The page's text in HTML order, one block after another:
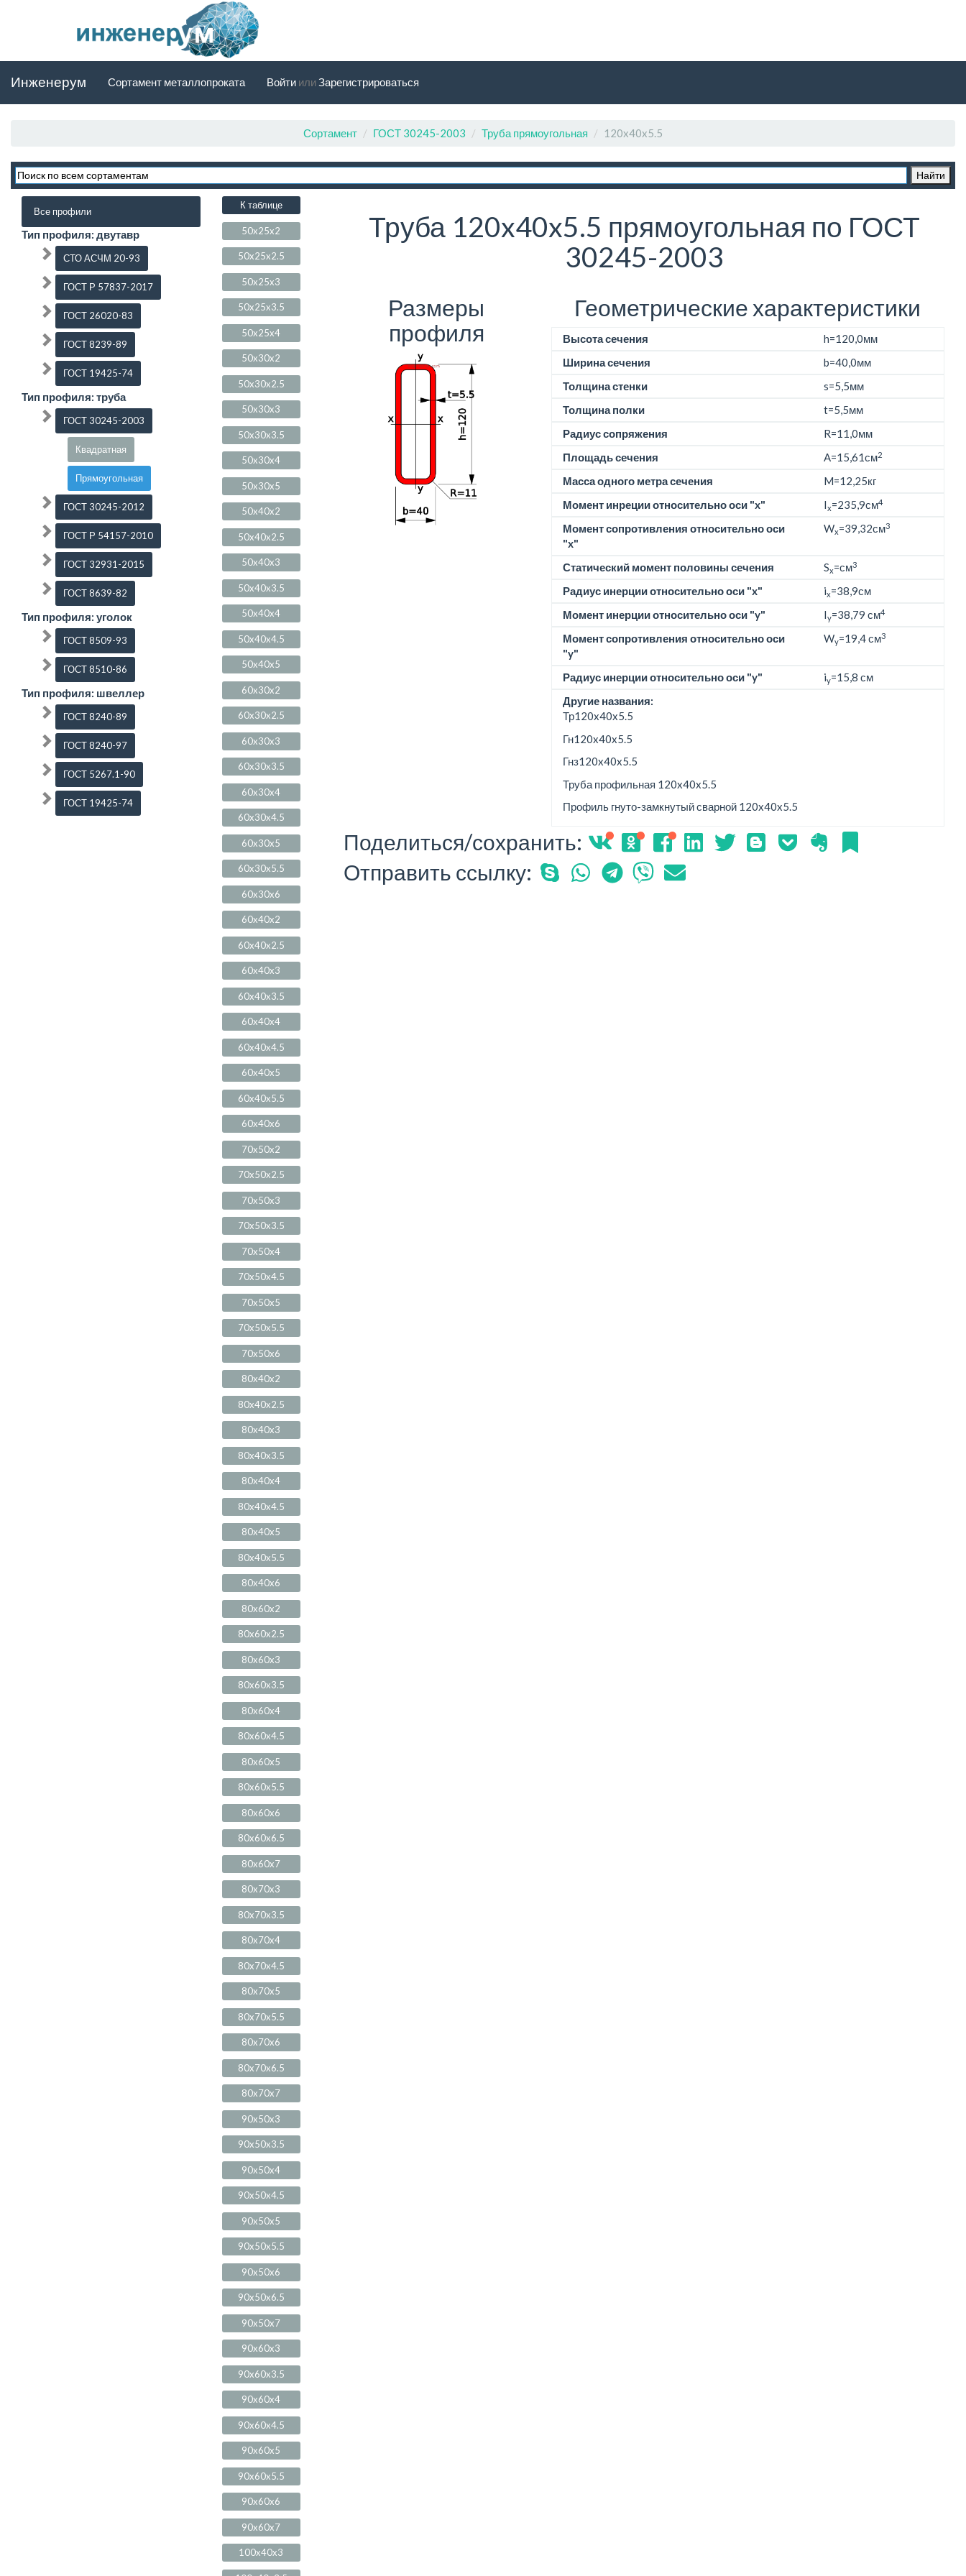
Инженерум Сортамент металлопроката Войти илиЗарегистрироваться
Сортамент ГОСТ 30245-2003 Труба прямоугольная 120x40x5.5
Труба 120x40x5.5 прямоугольная по ГОСТ
30245-2003
Размеры
профиля
Геометрические характеристики
Высота сечения h=120,0мм
Ширина сечения
b=40,0мм
Толщина стенки
s=5,5мм
Толщина полки
t=5,5мм
Радиус сопряжения
R=11,0мм
Площадь сечения
A=15,61см2
Масса одного метра сечения M=12,25кг
Момент инреции относительно оси "x"
Ix=235,9см4
Момент сопротивления относительно оси
"x"
Wx=39,32см3
Статический момент половины сечения Sx=см3
Радиус инерции относительно оси "x" ix=38,9см
Момент инерции относительно оси "y"
Iy=38,79 см4
Момент сопротивления относительно оси
"y"
Wy=19,4 см3
Радиус инерции относительно оси "y" iy=15,8 см
Другие названия:
Тр120x40x5.5
Гн120x40x5.5
Гнз120x40x5.5
Труба профильная 120x40x5.5
Профиль гнуто-замкнутый сварной 120x40x5.5
Поделиться/сохранить:
Отправить ссылку:
К таблице
50x25x2
50x25x2.5
50x25x3
50x25x3.5
50x25x4
50x30x2
50x30x2.5
50x30x3
50x30x3.5
50x30x4
50x30x5
50x40x2
50x40x2.5
50x40x3
50x40x3.5
50x40x4
50x40x4.5
50x40x5
60x30x2
60x30x2.5
60x30x3
60x30x3.5
60x30x4
60x30x4.5
60x30x5
60x30x5.5
60x30x6
60x40x2
60x40x2.5
60x40x3
60x40x3.5
60x40x4
60x40x4.5
60x40x5
60x40x5.5
60x40x6
70x50x2
70x50x2.5
70x50x3
70x50x3.5
70x50x4
70x50x4.5
70x50x5
70x50x5.5
70x50x6
80x40x2
80x40x2.5
80x40x3
80x40x3.5
80x40x4
80x40x4.5
80x40x5
80x40x5.5
80x40x6
80x60x2
80x60x2.5
80x60x3
80x60x3.5
80x60x4
80x60x4.5
80x60x5
80x60x5.5
80x60x6
80x60x6.5
80x60x7
80x70x3
80x70x3.5
80x70x4
80x70x4.5
80x70x5
80x70x5.5
80x70x6
80x70x6.5
80x70x7
90x50x3
90x50x3.5
90x50x4
90x50x4.5
90x50x5
90x50x5.5
90x50x6
90x50x6.5
90x50x7
90x60x3
90x60x3.5
90x60x4
90x60x4.5
90x60x5
90x60x5.5
90x60x6
90x60x7
100x40x3
Все профили
Тип профиля: двутавр
СТО АСЧМ 20-93
ГОСТ Р 57837-2017
ГОСТ 26020-83
ГОСТ 8239-89
ГОСТ 19425-74
Тип профиля: труба
ГОСТ 30245-2003
Квадратная
Прямоугольная
ГОСТ 30245-2012
ГОСТ Р 54157-2010
ГОСТ 32931-2015
ГОСТ 8639-82
Тип профиля: уголок
ГОСТ 8509-93
ГОСТ 8510-86
Тип профиля: швеллер
ГОСТ 8240-89
ГОСТ 8240-97
ГОСТ 5267.1-90
ГОСТ 19425-74